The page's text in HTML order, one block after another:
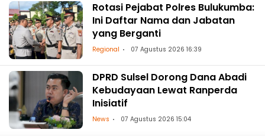
Rotasi Pejabat Polres Bulukumba:
Ini Daftar Nama dan Jabatan
yang Berganti
Regional 07 Agustus 2026 16:39
DPRD Sulsel Dorong Dana Abadi
Kebudayaan Lewat Ranperda
Inisiatif
News 07 Agustus 2026 15:04